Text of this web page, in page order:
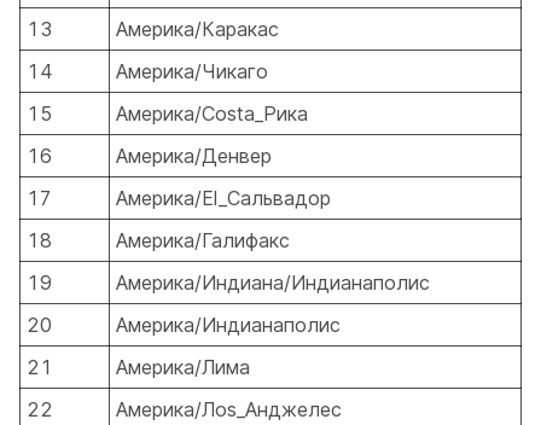
13
Америка/Каракас
14
Америка/Чикаго
15
Америка/Costa_Рика
16
Америка/Денвер
17
Америка/Еl_Сальвадор
18
Америка/Галифакс
19
Америка/Индиана/Индианаполис
20
Америка/Индианаполис
21
Америка/Лима
22
Америка/Лos_Анджелес